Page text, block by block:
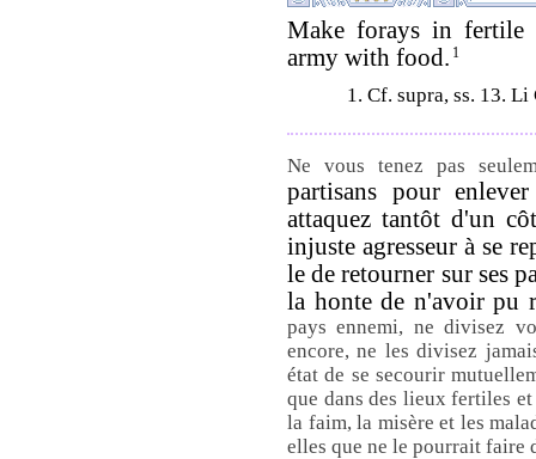
Make forays in
army with food. 1
1. Cf. supra, ss. 13.
Ne vous tenez pas
partisans pour
attaquez tantôt d'un
injuste agresseur à se
le de retourner sur ses
la honte de n'avoir pu
pays ennemi, ne divisez
encore, ne les divisez
état de se secourir
que dans des lieux fertiles
la faim, la misère et les
elles que ne le pourrait faire